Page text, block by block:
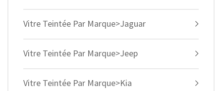
Vitre Teintée Par Marque>Jaguar
Vitre Teintée Par Marque>Jeep
Vitre Teintée Par Marque>Kia